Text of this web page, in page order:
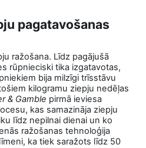
pagatavošanas
ražošana. Līdz pagājušā
rūpnieciski tika izgatavotas,
bija milzīgi trīsstāvu
kilogramu ziepju nedēļas
& Gamble pirmā ieviesa
kas samazināja ziepju
līdz nepilnai dienai un ko
ražošanas tehnoloģija
ka tiek saražots līdz 50